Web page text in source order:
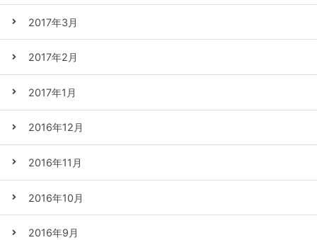
2017年3月
2017年2月
2017年1月
2016年12月
2016年11月
2016年10月
2016年9月